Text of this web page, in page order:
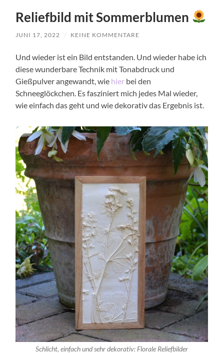
Reliefbild mit Sommerblumen
JUNI 17, 2022 / KEINE KOMMENTARE
Und wieder ist ein Bild entstanden. Und wieder habe ich
diese wunderbare Technik mit Tonabdruck und
Gießpulver angewandt, wie hier bei den
Schneeglöckchen. Es fasziniert mich jedes Mal wieder,
wie einfach das geht und wie dekorativ das Ergebnis ist.
Schlicht, einfach und sehr dekorativ: Florale Reliefbilder